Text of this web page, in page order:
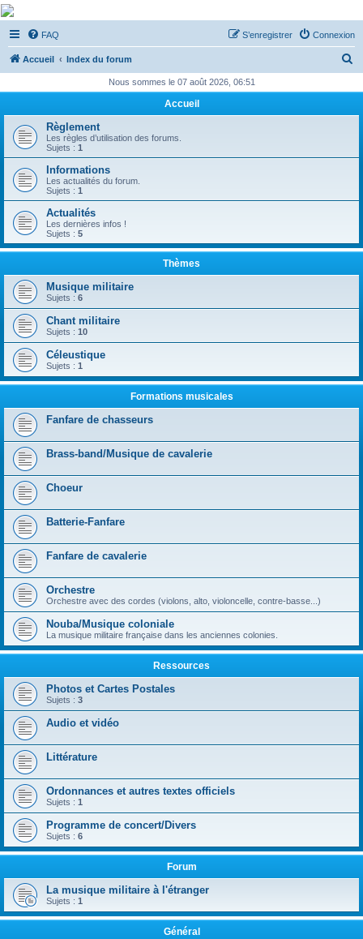
De Musicae Militari -
Forums
Forums de discussions
FAQ Connexion
S’enregistrer
Accueil Index du forum
h
r
Nous sommes le 07 août 2026, 06:51
Accueil
Règlement
Les règles d’utilisation des forums.
Sujets : 1
Informations
Les actualités du forum.
Sujets : 1
Actualités
Les dernières infos !
Sujets : 5
Thèmes
Musique militaire
Sujets : 6
Chant militaire
Sujets : 10
Céleustique
Sujets : 1
Formations musicales
Fanfare de chasseurs
Brass-band/Musique de cavalerie
Choeur
Batterie-Fanfare
Fanfare de cavalerie
Orchestre
Orchestre avec des cordes (violons, alto, violoncelle, contre-basse...)
Nouba/Musique coloniale
La musique militaire française dans les anciennes colonies.
Ressources
Photos et Cartes Postales
Sujets : 3
Audio et vidéo
Littérature
Ordonnances et autres textes officiels
Sujets : 1
Programme de concert/Divers
Sujets : 6
Forum
La musique militaire à l'étranger
Sujets : 1
Général